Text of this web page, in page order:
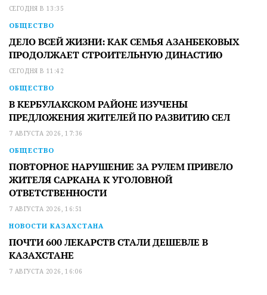
СЕГОДНЯ В 13:35
ОБЩЕСТВО
ДЕЛО ВСЕЙ ЖИЗНИ: КАК СЕМЬЯ АЗАНБЕКОВЫХ
ПРОДОЛЖАЕТ СТРОИТЕЛЬНУЮ ДИНАСТИЮ
СЕГОДНЯ В 11:42
ОБЩЕСТВО
В КЕРБУЛАКСКОМ РАЙОНЕ ИЗУЧЕНЫ
ПРЕДЛОЖЕНИЯ ЖИТЕЛЕЙ ПО РАЗВИТИЮ СЕЛ
7 АВГУСТА 2026, 17:36
ОБЩЕСТВО
ПОВТОРНОЕ НАРУШЕНИЕ ЗА РУЛЕМ ПРИВЕЛО
ЖИТЕЛЯ САРКАНА К УГОЛОВНОЙ
ОТВЕТСТВЕННОСТИ
7 АВГУСТА 2026, 16:51
НОВОСТИ КАЗАХСТАНА
ПОЧТИ 600 ЛЕКАРСТВ СТАЛИ ДЕШЕВЛЕ В
КАЗАХСТАНЕ
7 АВГУСТА 2026, 16:06